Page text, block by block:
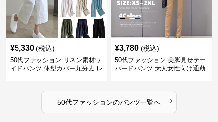
¥5,330 (税込)
50代ファッション リネン素材ワ
イドパンツ 体型カバー九分丈 レ
¥3,780 (税込)
50代ファッション 美脚見せテー
パードパンツ 大人女性向け通勤
50代ファッションのパンツ一覧へ ›